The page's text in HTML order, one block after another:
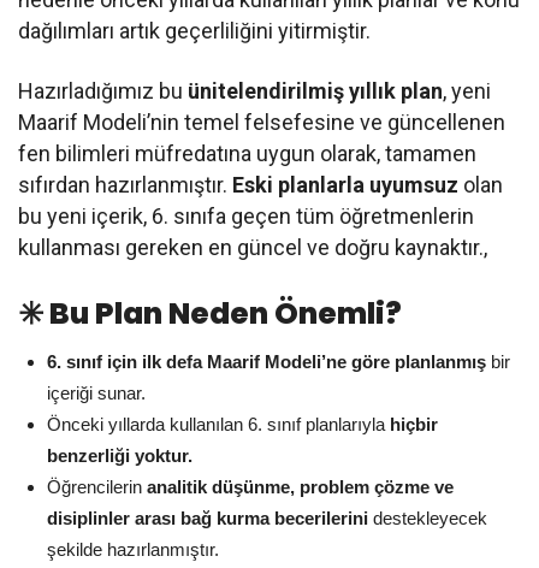
dağılımları artık geçerliliğini yitirmiştir.
Hazırladığımız bu ünitelendirilmiş yıllık plan, yeni
Maarif Modeli’nin temel felsefesine ve güncellenen
fen bilimleri müfredatına uygun olarak, tamamen
sıfırdan hazırlanmıştır. Eski planlarla uyumsuz olan
bu yeni içerik, 6. sınıfa geçen tüm öğretmenlerin
kullanması gereken en güncel ve doğru kaynaktır.,
✳️ Bu Plan Neden Önemli?
6. sınıf için ilk defa Maarif Modeli’ne göre planlanmış bir
içeriği sunar.
Önceki yıllarda kullanılan 6. sınıf planlarıyla hiçbir
benzerliği yoktur.
Öğrencilerin analitik düşünme, problem çözme ve
disiplinler arası bağ kurma becerilerini destekleyecek
şekilde hazırlanmıştır.